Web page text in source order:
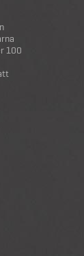
100